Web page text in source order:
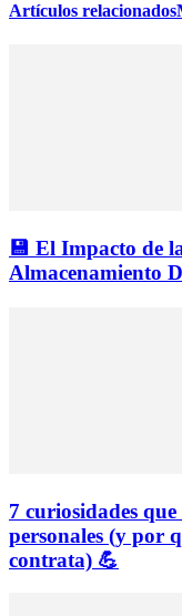
Artículos relacionados
💾 El Impacto de
Almacenamiento
7 curiosidades
personales (y por
contrata) 💪